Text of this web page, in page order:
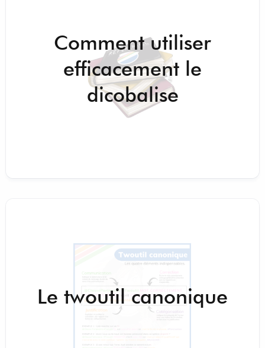
Comment utiliser
efficacement le
dicobalise
Le twoutil canonique